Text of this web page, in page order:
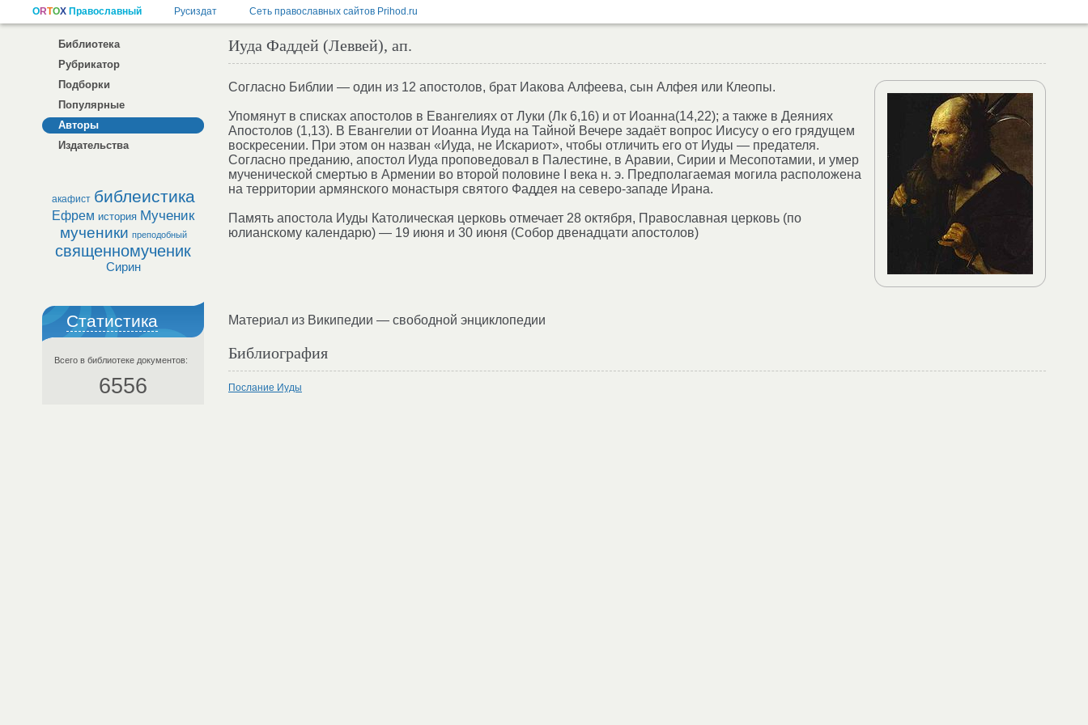
Библиотека
Рубрикатор
Подборки
Популярные
Авторы
Издательства
акафист библеистика
Ефрем история Мученик
мученики преподобный
священномученик
Сирин
Статистика
Всего в библиотеке документов:
6556
Иуда Фаддей (Леввей), ап.
Согласно Библии — один из 12 апостолов, брат Иакова Алфеева, сын Алфея или Клеопы.
Упомянут в списках апостолов в Евангелиях от Луки (Лк 6,16) и от Иоанна(14,22); а также в Деяниях
Апостолов (1,13). В Евангелии от Иоанна Иуда на Тайной Вечере задаёт вопрос Иисусу о его грядущем
воскресении. При этом он назван «Иуда, не Искариот», чтобы отличить его от Иуды — предателя.
Согласно преданию, апостол Иуда проповедовал в Палестине, в Аравии, Сирии и Месопотамии, и умер
мученической смертью в Армении во второй половине I века н. э. Предполагаемая могила расположена
на территории армянского монастыря святого Фаддея на северо-западе Ирана.
Память апостола Иуды Католическая церковь отмечает 28 октября, Православная церковь (по
юлианскому календарю) — 19 июня и 30 июня (Собор двенадцати апостолов)
Материал из Википедии — свободной энциклопедии
Библиография
Послание Иуды